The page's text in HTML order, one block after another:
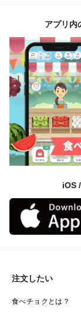
アプリ内
iOS
注文したい
食べチョクとは？